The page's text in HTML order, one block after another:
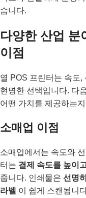
습니다.
다양한 산업 분
이점
열 POS 프린터는 속도,
현명한 선택입니다. 다
어떤 가치를 제공하는
소매업 이점
소매업에서는 속도와
터는 결제 속도를 높이
줍니다. 인쇄물은 선명
라벨 이 쉽게 스캔됩니